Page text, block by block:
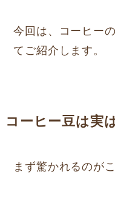
今回は、コーヒー
てご紹介します。
コーヒー豆は実
まず驚かれるのが